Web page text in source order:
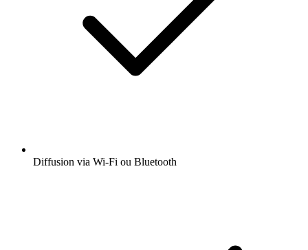
Diffusion via Wi-Fi ou Bluetooth